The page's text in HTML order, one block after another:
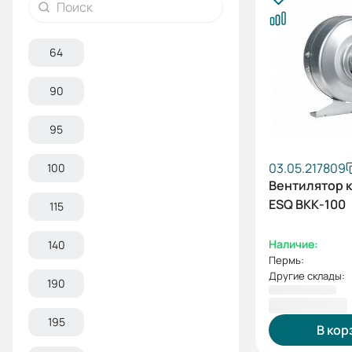
64
90
95
100
115
140
190
195
03.05.217809
Вентилятор
ESQ ВКК-100
Наличие:
Пермь:
Другие склады:
В